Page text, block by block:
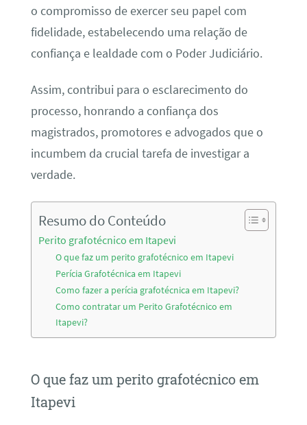
o compromisso de exercer seu papel com
fidelidade, estabelecendo uma relação de
confiança e lealdade com o Poder Judiciário.
Assim, contribui para o esclarecimento do
processo, honrando a confiança dos
magistrados, promotores e advogados que o
incumbem da crucial tarefa de investigar a
verdade.
Resumo do Conteúdo
Perito grafotécnico em Itapevi
O que faz um perito grafotécnico em Itapevi
Perícia Grafotécnica em Itapevi
Como fazer a perícia grafotécnica em Itapevi?
Como contratar um Perito Grafotécnico em
Itapevi?
O que faz um perito grafotécnico em
Itapevi